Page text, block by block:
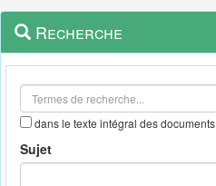
Navigation
outils
Menu
contextuel
Recherche
dans le texte intégral des documents
Sujet